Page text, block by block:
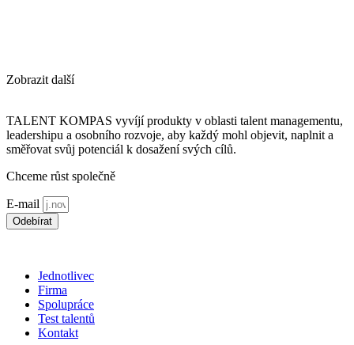
Zobrazit další
TALENT KOMPAS vyvíjí produkty v oblasti talent managementu,
leadershipu a osobního rozvoje, aby každý mohl objevit, naplnit a
směřovat svůj potenciál k dosažení svých cílů.
Chceme růst společně
E-mail
Odebírat
Jednotlivec
Firma
Spolupráce
Test talentů
Kontakt